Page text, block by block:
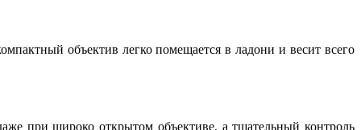
объектив легко помещается в ладони и весит всего
при широко открытом объективе, а тщательный контроль